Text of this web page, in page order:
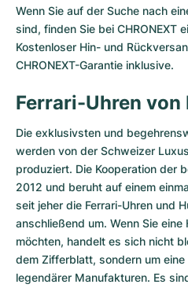
Oyster Perpetual
Yacht-Master
Sky-Dweller
Rotonde
Crash
Baignoire
Roadster
Gebraucht
Bentley
Transocean
Super Avenger
Montbrillant
Gebraucht
Grand Carrera
Gebraucht
Portugieser
Da Vinci
GST
Gebraucht
King Power
Gebraucht
Wenn Sie auf der Suche nach
sind, finden Sie bei CHRONEXT
Kostenloser Hin- und
CHRONEXT-Garantie inklusive.
Ferrari-Uhren von
Die exklusivsten und
werden von der Schweizer
produziert. Die Kooperation der
2012 und beruht auf einem
seit jeher die Ferrari-Uhren und
anschließend um. Wenn Sie eine
möchten, handelt es sich nicht
dem Zifferblatt, sondern um
legendärer Manufakturen. Es